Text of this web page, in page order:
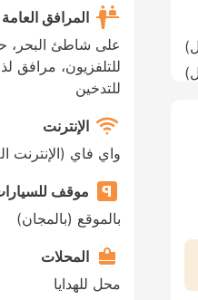
)
)
المرافق العامة
على شاطئ البحر،
للتلفزيون، مرافق
للتدخين
الإنترنت
واي فاي (الإنترنت
موقف
بالموقع (بالمجان)
المحلات
محل للهدايا